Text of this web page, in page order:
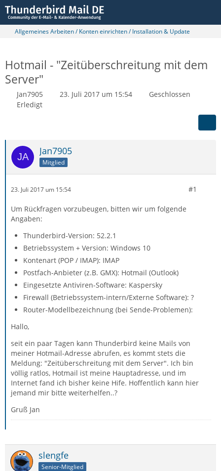
Allgemeines Arbeiten / Konten einrichten / Installation & Update
Hotmail - "Zeitüberschreitung mit dem
Server"
Jan7905 23. Juli 2017 um 15:54
Geschlossen
Erledigt
Jan7905
Mitglied
23. Juli 2017 um 15:54 #1
Um Rückfragen vorzubeugen, bitten wir um folgende
Angaben:
Thunderbird-Version: 52.2.1
Betriebssystem + Version: Windows 10
Kontenart (POP / IMAP): IMAP
Postfach-Anbieter (z.B. GMX): Hotmail (Outlook)
Eingesetzte Antiviren-Software: Kaspersky
Firewall (Betriebssystem-intern/Externe Software): ?
Router-Modellbezeichnung (bei Sende-Problemen):
Hallo,
seit ein paar Tagen kann Thunderbird keine Mails von
meiner Hotmail-Adresse abrufen, es kommt stets die
Meldung: "Zeitüberschreitung mit dem Server". Ich bin
völlig ratlos, Hotmail ist meine Hauptadresse, und im
Internet fand ich bisher keine Hife. Hoffentlich kann hier
jemand mir bitte weiterhelfen..?
Gruß Jan
slengfe
Senior-Mitglied